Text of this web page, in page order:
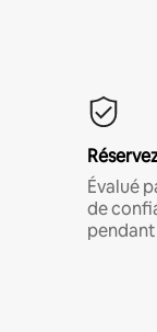
Évalué
de